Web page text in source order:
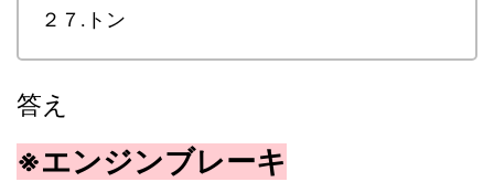
２７.トン
答え
※エンジンブレーキ